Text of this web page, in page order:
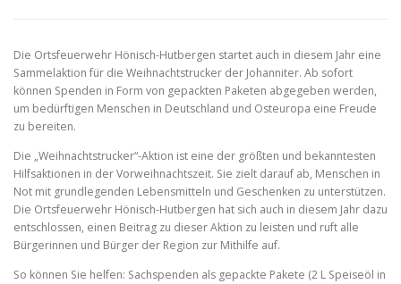
TIPPS/TRICKS
Die Ortsfeuerwehr Hönisch-Hutbergen startet auch in diesem Jahr eine
Sammelaktion für die Weihnachtstrucker der Johanniter. Ab sofort
können Spenden in Form von gepackten Paketen abgegeben werden,
um bedürftigen Menschen in Deutschland und Osteuropa eine Freude
zu bereiten.
Die „Weihnachtstrucker“-Aktion ist eine der größten und bekanntesten
Hilfsaktionen in der Vorweihnachtszeit. Sie zielt darauf ab, Menschen in
Not mit grundlegenden Lebensmitteln und Geschenken zu unterstützen.
Die Ortsfeuerwehr Hönisch-Hutbergen hat sich auch in diesem Jahr dazu
entschlossen, einen Beitrag zu dieser Aktion zu leisten und ruft alle
Bürgerinnen und Bürger der Region zur Mithilfe auf.
So können Sie helfen: Sachspenden als gepackte Pakete (2 L Speiseöl in